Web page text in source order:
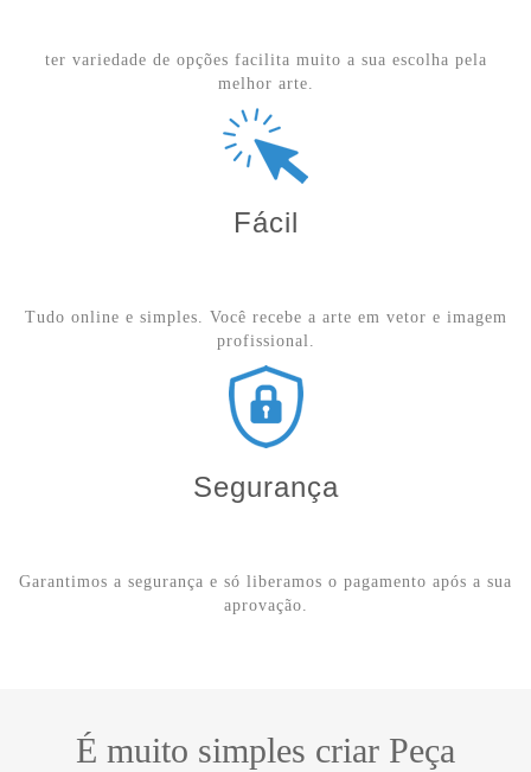
ter variedade de opções facilita muito a sua escolha pela
melhor arte.
Fácil
Tudo online e simples. Você recebe a arte em vetor e imagem
profissional.
Segurança
Garantimos a segurança e só liberamos o pagamento após a sua
aprovação.
É muito simples criar Peça